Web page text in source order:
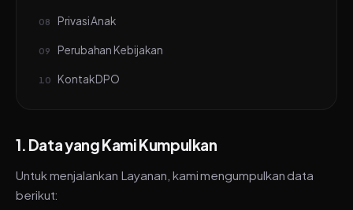
Privasi Anak
Perubahan Kebijakan
Kontak DPO
1. Data yang Kami Kumpulkan
Untuk menjalankan Layanan, kami mengumpulkan data
berikut: